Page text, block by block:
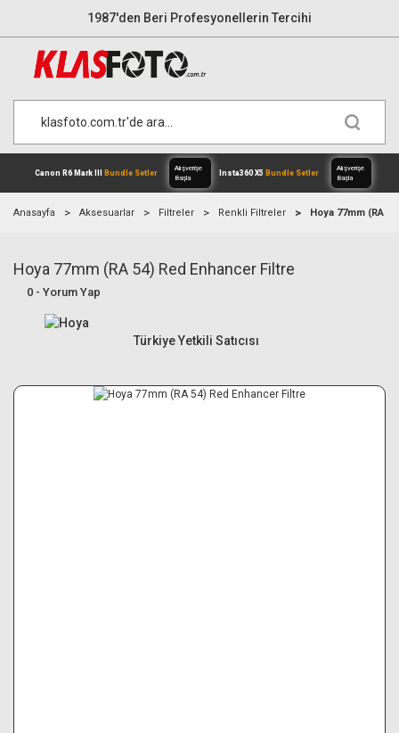
1987'den Beri Profesyonellerin Tercihi
Canon R6 Mark III
Anasayfa Aksesuarlar Filtreler Renkli Filtreler Hoya 77mm (RA
Hoya 77mm (RA 54) Red Enhancer Filtre
0 - Yorum Yap
Türkiye Yetkili Satıcısı